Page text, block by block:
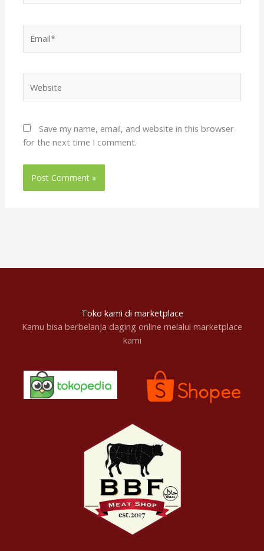
Save my name, email, and website in this browser
for the next time I comment.
Toko kami di marketplace
Kamu bisa berbelanja daging online melalui marketplace
kami